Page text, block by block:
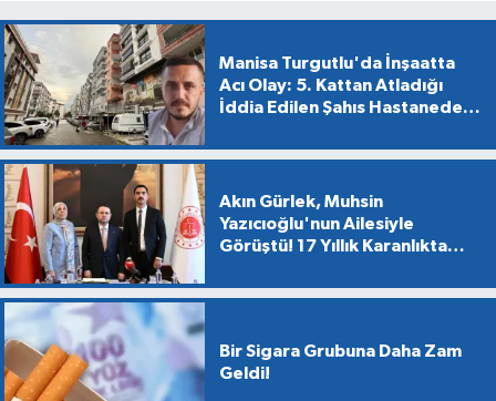
Manisa Turgutlu'da İnşaatta
Acı Olay: 5. Kattan Atladığı
İddia Edilen Şahıs Hastanede
Akın Gürlek, Muhsin
Yazıcıoğlu'nun Ailesiyle
Görüştü! 17 Yıllık Karanlıkta
Bir Sigara Grubuna Daha Zam
Geldi!